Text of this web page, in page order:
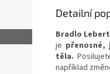
Detailní
Bradlo
je přenosné,
těla.
například